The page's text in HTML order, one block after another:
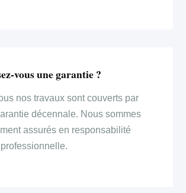
vous une garantie ?
nos travaux sont couverts par
décennale. Nous sommes
assurés en responsabilité